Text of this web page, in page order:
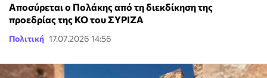
Αποσύρεται ο Πολάκης από τη διεκδίκηση της
προεδρίας της ΚΟ του ΣΥΡΙΖΑ
Πολιτική 17.07.2026 14:56